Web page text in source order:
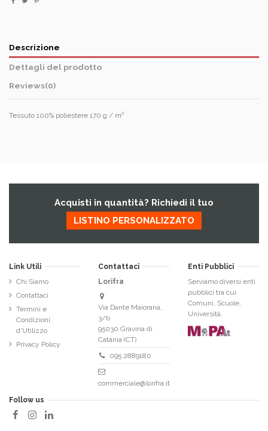
Descrizione
Dettagli del prodotto
Reviews(0)
Tessuto 100% poliestere 170 g / m²
Acquisti in quantità? Richiedi il tuo
LISTINO PERSONALIZZATO
Link Utili
Chi Siamo
Contattaci
Termini e
Condizioni
d'Utilizzo
Privacy Policy
Contattaci
Lorifra
Via Dante Maiorana,
3/b
95030 Gravina di
Catania (CT)
095 2889180
commerciale@lorifra.it
Enti Pubblici
Serviamo diversi enti
pubblici tra cui
Comuni, Scuole,
Università.
Follow us